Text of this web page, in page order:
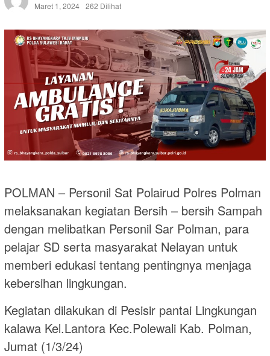
Maret 1, 2024 262 Dilihat
POLMAN – Personil Sat Polairud Polres Polman
melaksanakan kegiatan Bersih – bersih Sampah
dengan melibatkan Personil Sar Polman, para
pelajar SD serta masyarakat Nelayan untuk
memberi edukasi tentang pentingnya menjaga
kebersihan lingkungan.
Kegiatan dilakukan di Pesisir pantai Lingkungan
kalawa Kel.Lantora Kec.Polewali Kab. Polman,
Jumat (1/3/24)